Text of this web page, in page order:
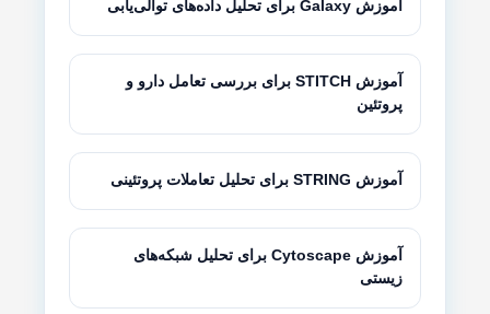
آموزش Galaxy برای تحلیل داده‌های توالی‌یابی
آموزش STITCH برای بررسی تعامل دارو و
پروتئین
آموزش STRING برای تحلیل تعاملات پروتئینی
آموزش Cytoscape برای تحلیل شبکه‌های
زیستی